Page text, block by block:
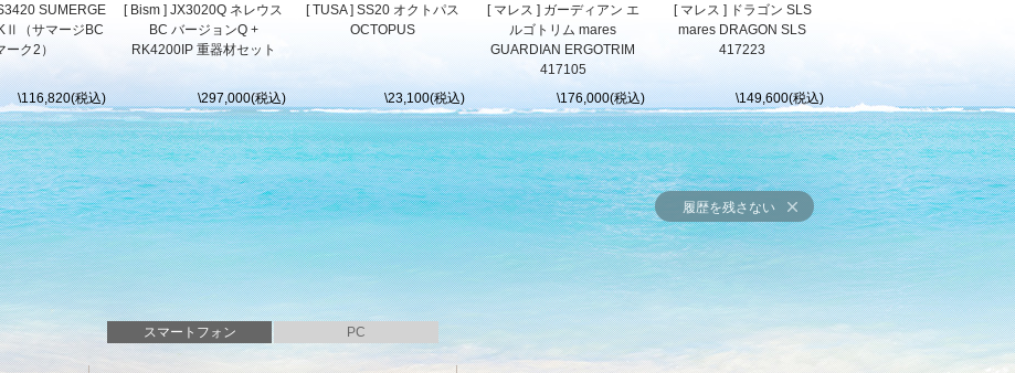
SUMERGE
（サマージBC
ーク2）
\116,820(税込)
[ Bism ] JX3020Q ネレウス
BC バージョンQ +
RK4200IP 重器材セット
\297,000(税込)
[ TUSA ] SS20 オクトパス
OCTOPUS
\23,100(税込)
[ マレス ] ガーディアン エ
ルゴトリム mares
GUARDIAN ERGOTRIM
417105
\176,000(税込)
[ マレス ] ドラゴン SLS
mares DRAGON SLS
417223
\149,600(税込)
履歴を残さない
スマートフォン PC